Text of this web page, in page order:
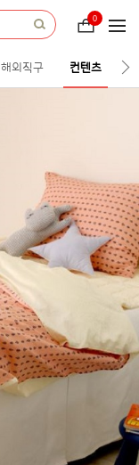
장
바
니
0
해외직구 컨텐츠